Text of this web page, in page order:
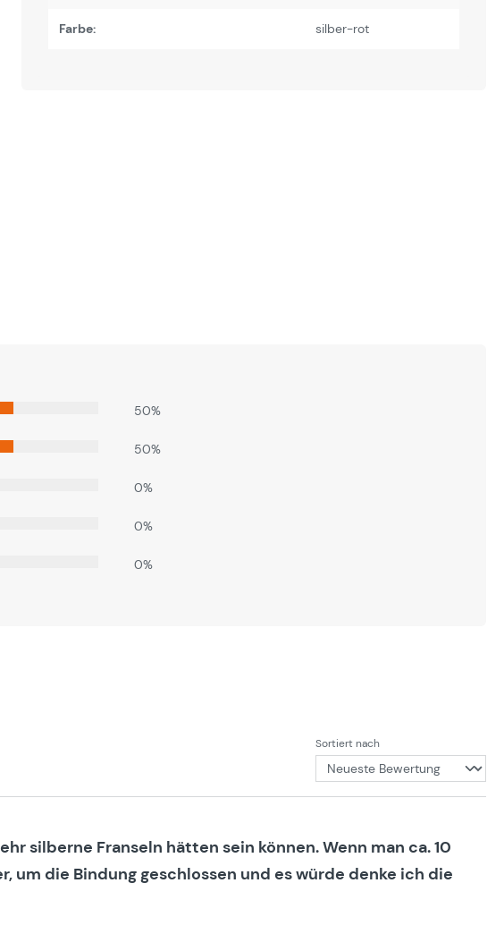
Farbe: silber-rot
50%
50%
0%
0%
0%
Sortiert nach
silberne Franseln hätten sein können. Wenn man ca. 10
die Bindung geschlossen und es würde denke ich die